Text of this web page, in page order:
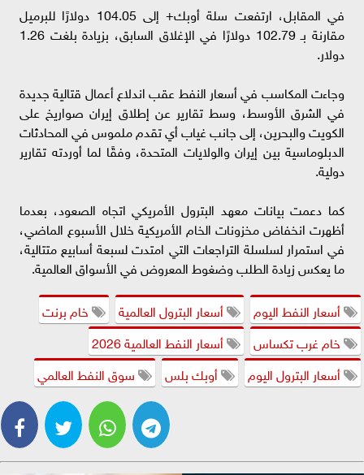
في المقابل، ارتفعت سلة أوبك+ إلى 104.05 دولارًا للبرميل
مقارنة بـ 102.79 دولارًا في الإغلاق السابق، بزيادة بلغت 1.26
دولار.
وجاءت المكاسب في أسعار النفط عقب اندلاع أعمال قتالية جديدة
في الشرق الأوسط، وسط تقارير عن إطلاق إيران صواريخ على
الكويت والبحرين، إلى جانب غياب أي تقدم ملموس في المحادثات
الدبلوماسية بين إيران والولايات المتحدة، وفقًا لما أوردته تقارير
دولية.
كما دعمت بيانات معهد البترول الأمريكي اتجاه الصعود، بعدما
أظهرت انخفاض مخزونات الخام الأمريكية خلال الأسبوع الماضي،
في استمرار لسلسلة التراجعات التي امتدت لسبعة أسابيع متتالية،
ما يعكس زيادة الطلب وضغوط المعروض في الأسواق العالمية.
أسعار النفط اليوم
أسعار البترول العالمية
خام برنت
خام غرب تكساس
أسعار النفط العالمية 2026
أسعار البترول اليوم
أوبك بلس سوق النفط العالمي